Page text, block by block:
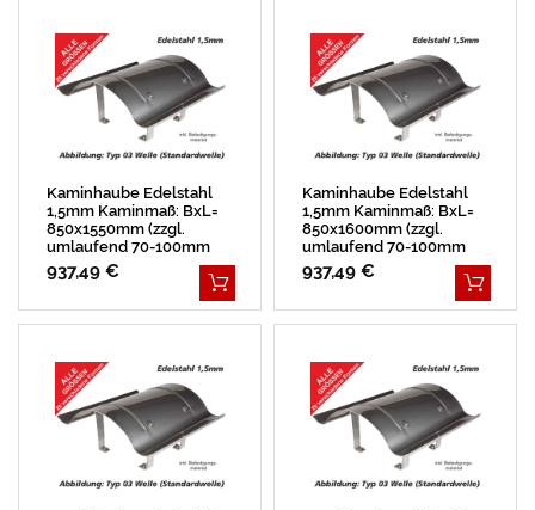
Kaminhaube Edelstahl
1,5mm Kaminmaß: BxL=
850x1550mm (zzgl.
umlaufend 70-100mm
Überstand)
937,49 €
Kaminhaube Edelstahl
1,5mm Kaminmaß: BxL=
850x1600mm (zzgl.
umlaufend 70-100mm
Überstand)
937,49 €